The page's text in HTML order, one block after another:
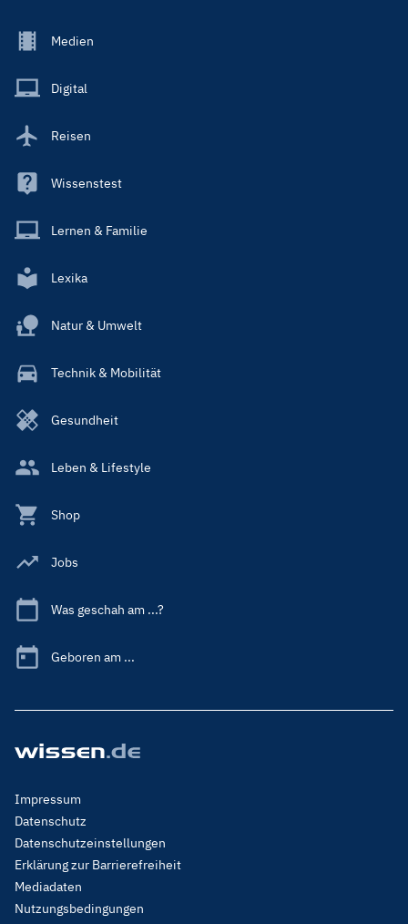
Footer
Main
Medien
Digital
Reisen
Wissenstest
Lernen & Familie
Lexika
Natur & Umwelt
Technik & Mobilität
Gesundheit
Leben & Lifestyle
Shop
Jobs
Was geschah am ...?
Geboren am ...
Footer
Menu
Legal
Impressum
Datenschutz
Datenschutzeinstellungen
Erklärung zur Barrierefreiheit
Mediadaten
Nutzungsbedingungen